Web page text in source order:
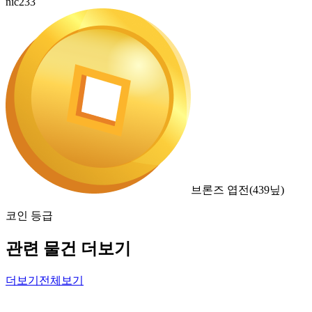
브론즈 엽전(439닢)
코인 등급
관련 물건 더보기
더보기 전체보기